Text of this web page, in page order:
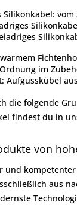
im
Aufgusskübel
die folgende
findest du in
von
und
aus